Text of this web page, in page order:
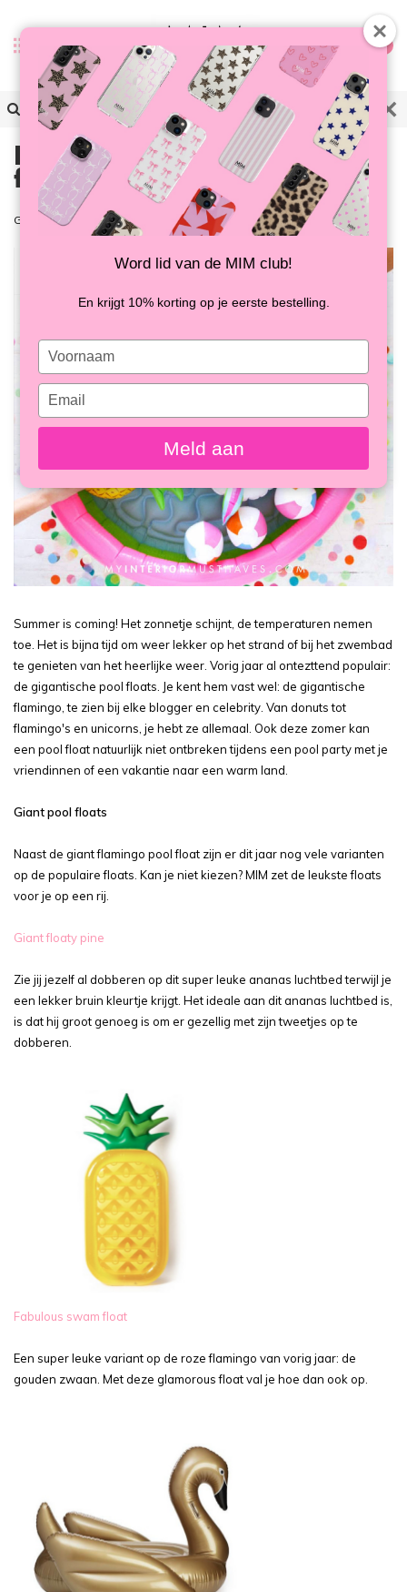
0
De leukste zomer pool
floats van 2017!
Geplaatst op 22 Mei 2017 0
Summer is coming! Het zonnetje schijnt, de temperaturen nemen
toe. Het is bijna tijd om weer lekker op het strand of bij het zwembad
te genieten van het heerlijke weer. Vorig jaar al ontezttend populair:
de gigantische pool floats. Je kent hem vast wel: de gigantische
flamingo, te zien bij elke blogger en celebrity. Van donuts tot
flamingo's en unicorns, je hebt ze allemaal. Ook deze zomer kan
een pool float natuurlijk niet ontbreken tijdens een pool party met je
vriendinnen of een vakantie naar een warm land.
Giant pool floats
Naast de giant flamingo pool float zijn er dit jaar nog vele varianten
op de populaire floats. Kan je niet kiezen? MIM zet de leukste floats
voor je op een rij.
Giant floaty pine
Zie jij jezelf al dobberen op dit super leuke ananas luchtbed terwijl je
een lekker bruin kleurtje krijgt. Het ideale aan dit ananas luchtbed is,
is dat hij groot genoeg is om er gezellig met zijn tweetjes op te
dobberen.
Fabulous swam float
Een super leuke variant op de roze flamingo van vorig jaar: de
gouden zwaan. Met deze glamorous float val je hoe dan ook op.
Word lid van de MIM club!
En krijgt 10% korting op je eerste bestelling.
Type
your
name
Type
your
email
Meld aan